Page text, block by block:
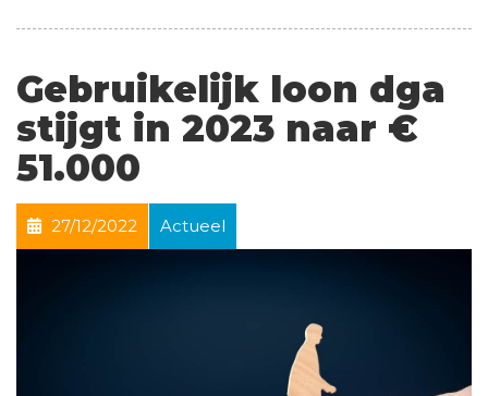
Gebruikelijk loon dga
stijgt in 2023 naar €
51.000
27/12/2022 Actueel